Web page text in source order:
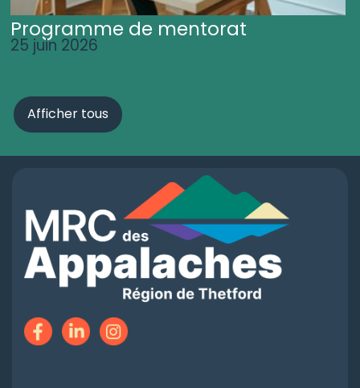
Programme de mentorat
25 juin 2026
Afficher tous